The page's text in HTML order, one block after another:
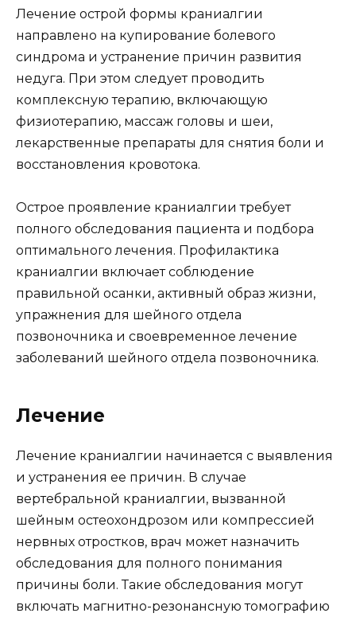
Лечение острой формы краниалгии
направлено на купирование болевого
синдрома и устранение причин развития
недуга. При этом следует проводить
комплексную терапию, включающую
физиотерапию, массаж головы и шеи,
лекарственные препараты для снятия боли и
восстановления кровотока.
Острое проявление краниалгии требует
полного обследования пациента и подбора
оптимального лечения. Профилактика
краниалгии включает соблюдение
правильной осанки, активный образ жизни,
упражнения для шейного отдела
позвоночника и своевременное лечение
заболеваний шейного отдела позвоночника.
Лечение
Лечение краниалгии начинается с выявления
и устранения ее причин. В случае
вертебральной краниалгии, вызванной
шейным остеохондрозом или компрессией
нервных отростков, врач может назначить
обследования для полного понимания
причины боли. Такие обследования могут
включать магнитно-резонансную томографию